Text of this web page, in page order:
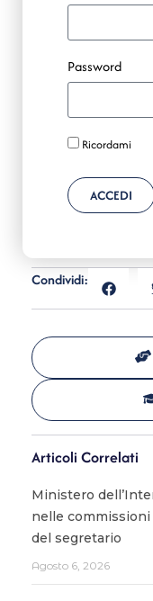
Password
Ricordami
ACCEDI
Condividi:
Articoli Correlati
Ministero
nelle
del segretario
Agosto 6, 2026